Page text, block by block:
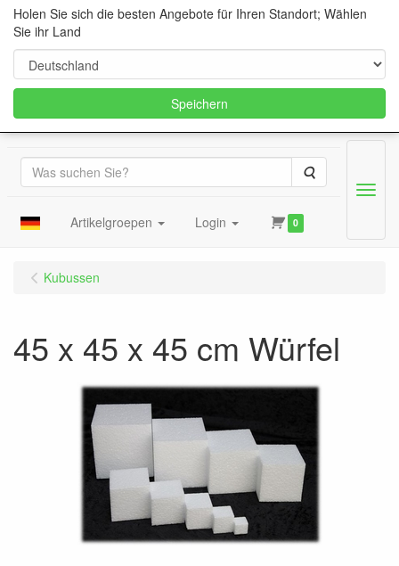
Suche
Artikelgroepen Login 0
Menu
Kubussen
45 x 45 x 45 cm Würfel
Holen Sie sich die besten Angebote für Ihren Standort; Wählen
Sie ihr Land
Speichern